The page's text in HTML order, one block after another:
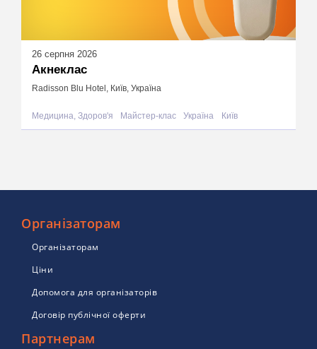
26 серпня 2026
Акнеклас
Radisson Blu Hotel, Київ, Україна
Медицина, Здоров'я Майстер-клас Україна Київ
Організаторам
Організаторам
Ціни
Допомога для організаторів
Договір публічної оферти
Партнерам